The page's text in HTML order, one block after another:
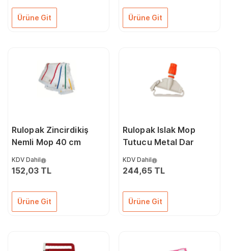
Ürüne Git Ürüne Git
Rulopak Zincirdikiş
Nemli Mop 40 cm
KDV Dahil
152,03 TL
Ürüne Git
Rulopak Islak Mop
Tutucu Metal Dar
KDV Dahil
244,65 TL
Ürüne Git